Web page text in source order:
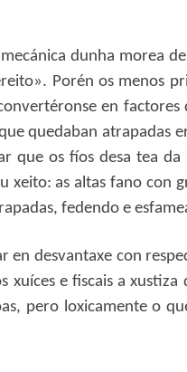
dunha morea
Porén os menos
en factores
quedaban atrapadas
que os fíos desa tea da
xeito: as altas fano con
fedendo e
desvantaxe con
e fiscais a xustiza
pero loxicamente o